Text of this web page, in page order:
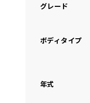
グレード
ボディタイプ
年式